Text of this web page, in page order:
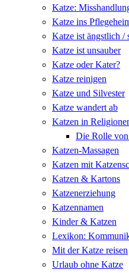
Katze:
Katze ins
Katze ist ängstlich /
Katze ist unsauber
Katze oder Kater?
Katze reinigen
Katze und Silvester
Katze wandert ab
Katzen in
Die Rolle
Katzen-Massagen
Katzen mit
Katzen & Kartons
Katzenerziehung
Katzennamen
Kinder & Katzen
Lexikon:
Mit der Katze reisen
Urlaub ohne Katze